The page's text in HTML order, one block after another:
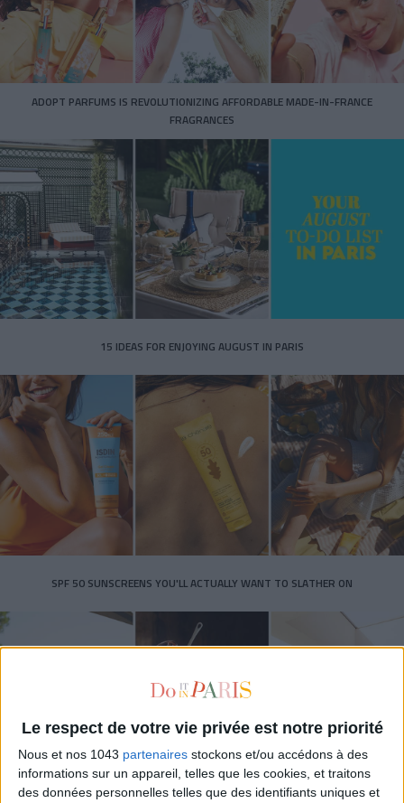
Le respect de votre vie privée est notre priorité
Nous et nos 1043 partenaires stockons et/ou accédons à des
informations sur un appareil, telles que les cookies, et traitons
des données personnelles telles que des identifiants uniques et
ADOPT PARFUMS IS REVOLUTIONIZING AFFORDABLE MADE-IN-FRANCE
FRAGRANCES
15 IDEAS FOR ENJOYING AUGUST IN PARIS
SPF 50 SUNSCREENS YOU'LL ACTUALLY WANT TO SLATHER ON